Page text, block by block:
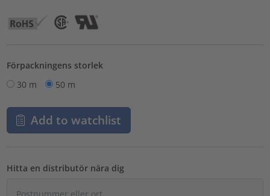
Förpackningens storlek
30 m
50 m
Add to watchlist
Hitta en distributör nära dig